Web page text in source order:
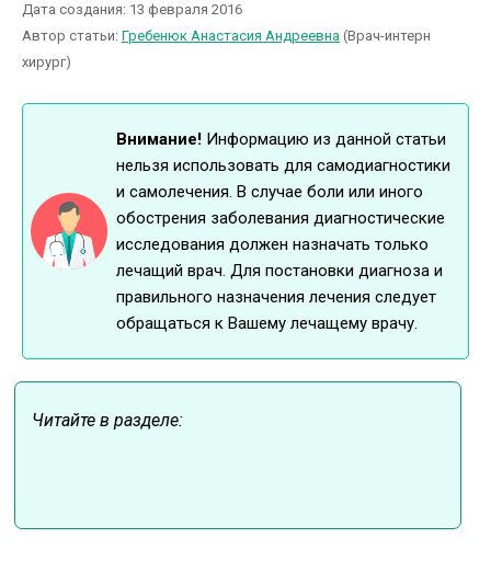
Дата создания: 13 февраля 2016
Автор статьи: Гребенюк Анастасия Андреевна (Врач-интерн
хирург)
Внимание! Информацию из данной статьи
нельзя использовать для самодиагностики
и самолечения. В случае боли или иного
обострения заболевания диагностические
исследования должен назначать только
лечащий врач. Для постановки диагноза и
правильного назначения лечения следует
обращаться к Вашему лечащему врачу.
Читайте в разделе: